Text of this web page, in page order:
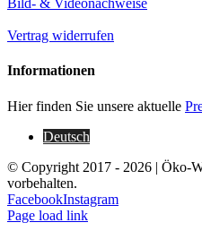
Bild- & Videonachweise
Vertrag widerrufen
Informationen
Hier finden Sie unsere aktuelle
Deutsch
© Copyright 2017 - 2026 | Öko-
vorbehalten.
FacebookInstagram
Page load link